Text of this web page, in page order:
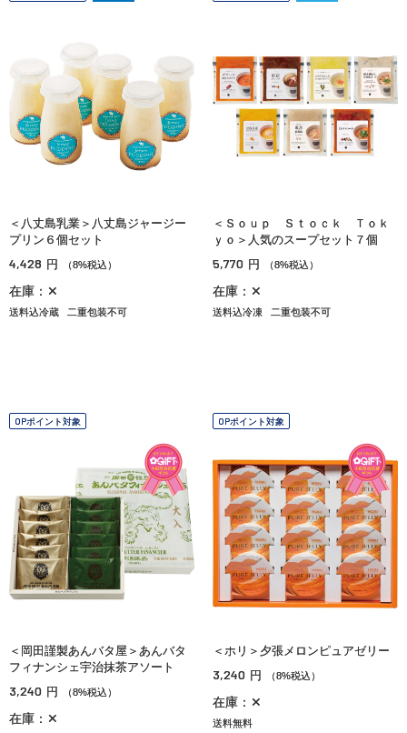
＜八丈島乳業＞八丈島ジャージー
プリン６個セット
4,428 円 （8%税込）
在庫：✕
送料込冷蔵 二重包装不可
＜Ｓｏｕｐ Ｓｔｏｃｋ Ｔｏｋ
ｙｏ＞人気のスープセット７個
5,770 円 （8%税込）
在庫：✕
送料込冷凍 二重包装不可
OPポイント対象
＜岡田謹製あんバタ屋＞あんバタ
フィナンシェ宇治抹茶アソート
3,240 円 （8%税込）
在庫：✕
OPポイント対象
＜ホリ＞夕張メロンピュアゼリー
3,240 円 （8%税込）
在庫：✕
送料無料